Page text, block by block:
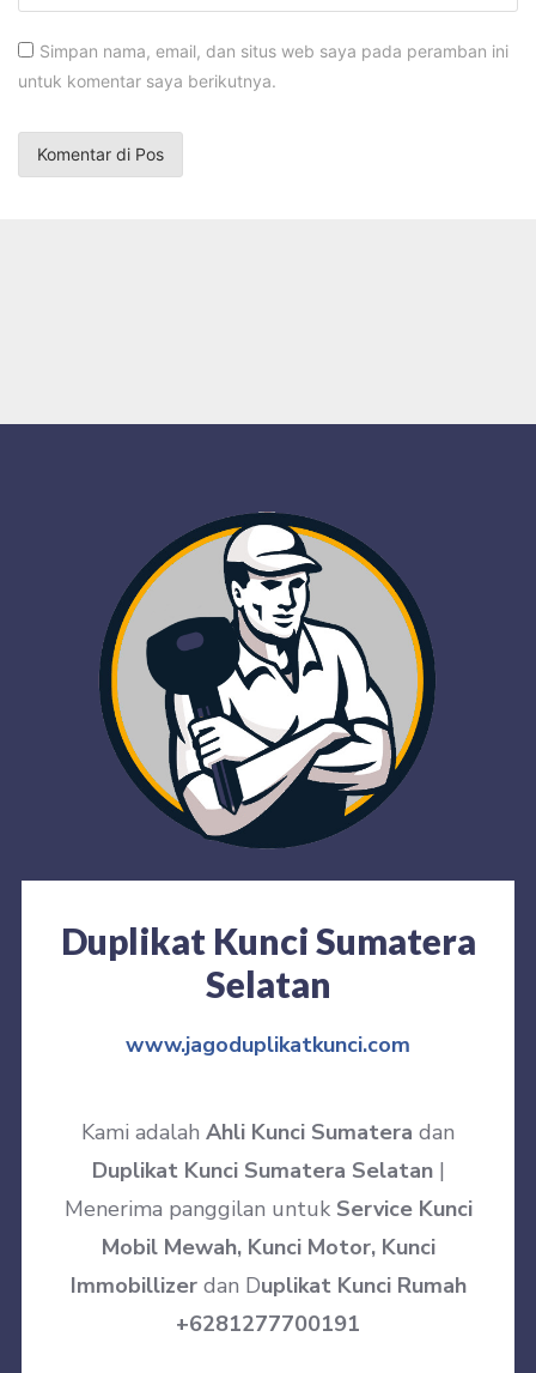
Simpan nama, email, dan situs web saya pada peramban ini
untuk komentar saya berikutnya.
Duplikat Kunci Sumatera
Selatan
www.jagoduplikatkunci.com
Kami adalah Ahli Kunci Sumatera dan
Duplikat Kunci Sumatera Selatan|
Menerima panggilan untuk Service Kunci
Mobil Mewah, Kunci Motor, Kunci
Immobillizerdan Duplikat Kunci Rumah
+6281277700191